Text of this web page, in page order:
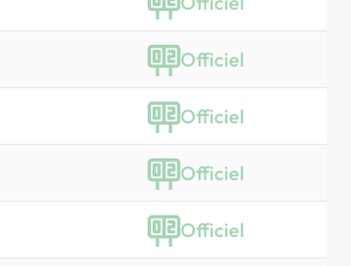
Officiel
Officiel
Officiel
Officiel